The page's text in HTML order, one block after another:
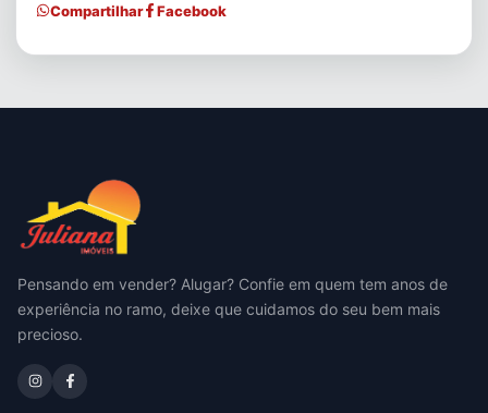
Compartilhar Facebook
Pensando em vender? Alugar? Confie em quem tem anos de
experiência no ramo, deixe que cuidamos do seu bem mais
precioso.